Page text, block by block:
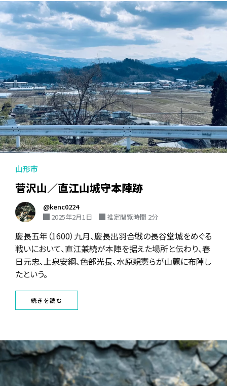
山形市
菅沢山／直江山城守本陣跡
@kenc0224
2025年2月1日
推定閲覧時間 2分
慶長五年（1600）九月、慶長出羽合戦の長谷堂城をめぐる
戦いにおいて、直江兼続が本陣を据えた場所と伝わり、春
日元忠、上泉安綱、色部光長、水原親憲らが山麓に布陣し
たという。
続きを読む